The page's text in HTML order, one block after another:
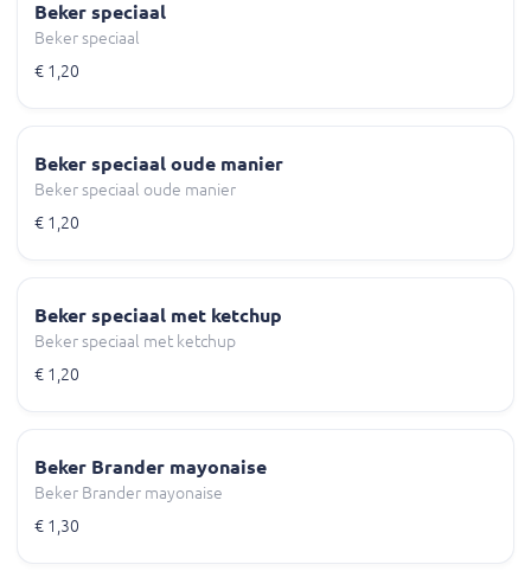
Beker speciaal
Beker speciaal
€ 1,20
Beker speciaal oude manier
Beker speciaal oude manier
€ 1,20
Beker speciaal met ketchup
Beker speciaal met ketchup
€ 1,20
Beker Brander mayonaise
Beker Brander mayonaise
€ 1,30